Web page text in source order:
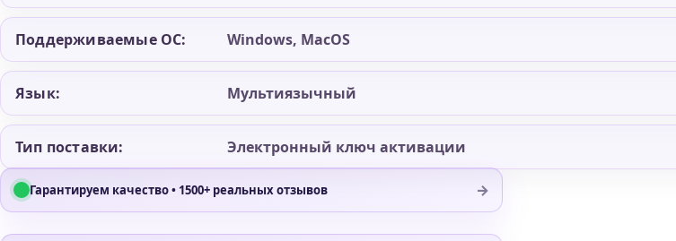
Поддерживаемые ОС: Windows, MacOS
Язык: Мультиязычный
Тип поставки: Электронный ключ активации
Гарантируем качество • 1500+ реальных отзывов →